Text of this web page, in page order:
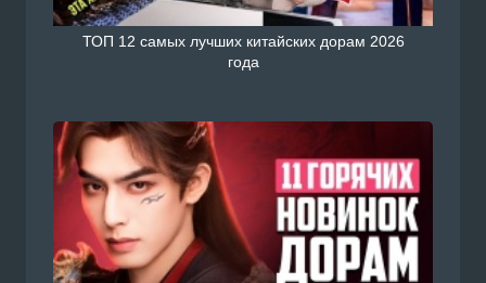
ТОП 12 самых лучших китайских дорам 2026
года